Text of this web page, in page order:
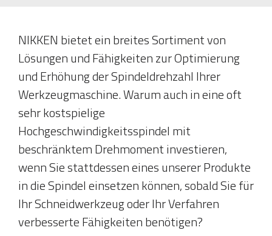
NIKKEN bietet ein breites Sortiment von
Lösungen und Fähigkeiten zur Optimierung
und Erhöhung der Spindeldrehzahl Ihrer
Werkzeugmaschine. Warum auch in eine oft
sehr kostspielige
Hochgeschwindigkeitsspindel mit
beschränktem Drehmoment investieren,
wenn Sie stattdessen eines unserer Produkte
in die Spindel einsetzen können, sobald Sie für
Ihr Schneidwerkzeug oder Ihr Verfahren
verbesserte Fähigkeiten benötigen?